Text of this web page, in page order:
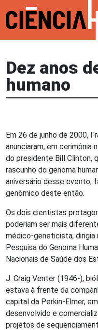
Dez anos
humano
Em 26 de junho de 2000,
anunciaram, em cerimônia
do presidente Bill Clinton,
rascunho do genoma
aniversário desse evento,
genômico deste então.
Os dois cientistas
poderiam ser mais
médico-geneticista,
Pesquisa do Genoma
Nacionais de Saúde dos
J. Craig Venter (1946-),
estava à frente da
capital da Perkin-Elmer,
desenvolvido e
projetos de